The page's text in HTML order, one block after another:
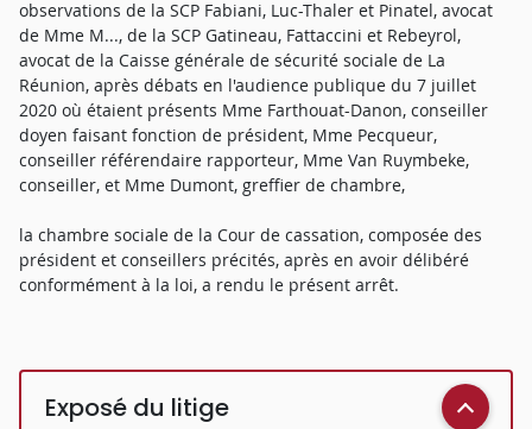
observations de la SCP Fabiani, Luc-Thaler et Pinatel, avocat
de Mme M..., de la SCP Gatineau, Fattaccini et Rebeyrol,
avocat de la Caisse générale de sécurité sociale de La
Réunion, après débats en l'audience publique du 7 juillet
2020 où étaient présents Mme Farthouat-Danon, conseiller
doyen faisant fonction de président, Mme Pecqueur,
conseiller référendaire rapporteur, Mme Van Ruymbeke,
conseiller, et Mme Dumont, greffier de chambre,
la chambre sociale de la Cour de cassation, composée des
président et conseillers précités, après en avoir délibéré
conformément à la loi, a rendu le présent arrêt.
Exposé du litige